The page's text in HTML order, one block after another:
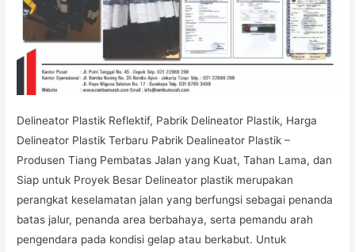
Delineator Plastik Reflektif, Pabrik Delineator Plastik, Harga
Delineator Plastik Terbaru Pabrik Dealineator Plastik –
Produsen Tiang Pembatas Jalan yang Kuat, Tahan Lama, dan
Siap untuk Proyek Besar Delineator plastik merupakan
perangkat keselamatan jalan yang berfungsi sebagai penanda
batas jalur, penanda area berbahaya, serta pemandu arah
pengendara pada kondisi gelap atau berkabut. Untuk